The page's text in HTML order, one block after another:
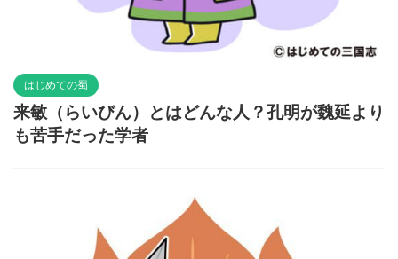
はじめての蜀
来敏（らいびん）とはどんな人？孔明が魏延より
も苦手だった学者